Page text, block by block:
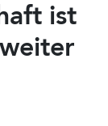
ist